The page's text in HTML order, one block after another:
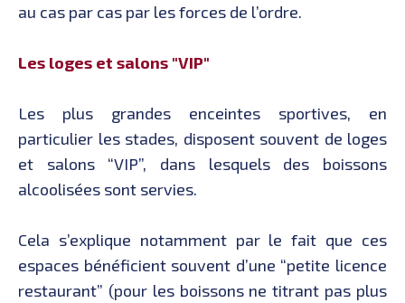
au cas par cas par les forces de l’ordre.
Les loges et salons "VIP"
Les plus grandes enceintes sportives, en
particulier les stades, disposent souvent de loges
et salons “VIP”, dans lesquels des boissons
alcoolisées sont servies.
Cela s’explique notamment par le fait que ces
espaces bénéficient souvent d’une “petite licence
restaurant” (pour les boissons ne titrant pas plus